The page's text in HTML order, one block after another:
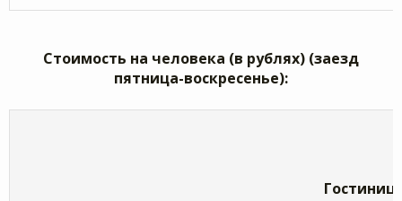
Стоимость на человека (в рублях) (заезд
пятница-воскресенье):